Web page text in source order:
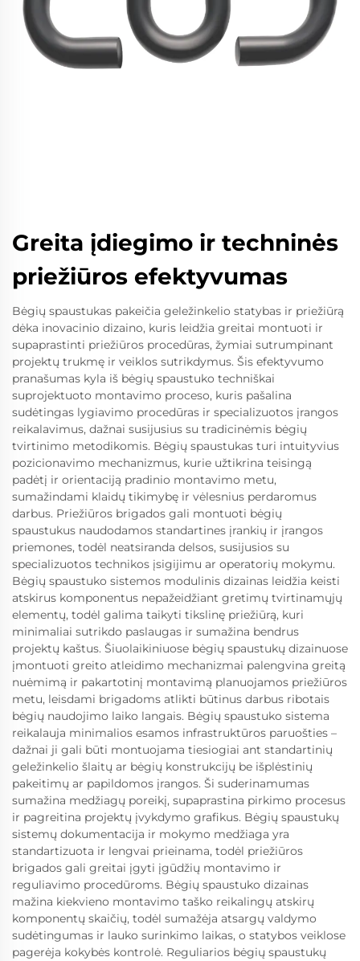
Greita įdiegimo ir techninės
priežiūros efektyvumas
Bėgių spaustukas pakeičia geležinkelio statybas ir priežiūrą
dėka inovacinio dizaino, kuris leidžia greitai montuoti ir
supaprastinti priežiūros procedūras, žymiai sutrumpinant
projektų trukmę ir veiklos sutrikdymus. Šis efektyvumo
pranašumas kyla iš bėgių spaustuko techniškai
suprojektuoto montavimo proceso, kuris pašalina
sudėtingas lygiavimo procedūras ir specializuotos įrangos
reikalavimus, dažnai susijusius su tradicinėmis bėgių
tvirtinimo metodikomis. Bėgių spaustukas turi intuityvius
pozicionavimo mechanizmus, kurie užtikrina teisingą
padėtį ir orientaciją pradinio montavimo metu,
sumažindami klaidų tikimybę ir vėlesnius perdaromus
darbus. Priežiūros brigados gali montuoti bėgių
spaustukus naudodamos standartines įrankių ir įrangos
priemones, todėl neatsiranda delsos, susijusios su
specializuotos technikos įsigijimu ar operatorių mokymu.
Bėgių spaustuko sistemos modulinis dizainas leidžia keisti
atskirus komponentus nepažeidžiant gretimų tvirtinamųjų
elementų, todėl galima taikyti tikslinę priežiūrą, kuri
minimaliai sutrikdo paslaugas ir sumažina bendrus
projektų kaštus. Šiuolaikiniuose bėgių spaustukų dizainuose
įmontuoti greito atleidimo mechanizmai palengvina greitą
nuėmimą ir pakartotinį montavimą planuojamos priežiūros
metu, leisdami brigadoms atlikti būtinus darbus ribotais
bėgių naudojimo laiko langais. Bėgių spaustuko sistema
reikalauja minimalios esamos infrastruktūros paruošties –
dažnai ji gali būti montuojama tiesiogiai ant standartinių
geležinkelio šlaitų ar bėgių konstrukcijų be išplėstinių
pakeitimų ar papildomos įrangos. Ši suderinamumas
sumažina medžiagų poreikį, supaprastina pirkimo procesus
ir pagreitina projektų įvykdymo grafikus. Bėgių spaustukų
sistemų dokumentacija ir mokymo medžiaga yra
standartizuota ir lengvai prieinama, todėl priežiūros
brigados gali greitai įgyti įgūdžių montavimo ir
reguliavimo procedūroms. Bėgių spaustuko dizainas
mažina kiekvieno montavimo taško reikalingų atskirų
komponentų skaičių, todėl sumažėja atsargų valdymo
sudėtingumas ir lauko surinkimo laikas, o statybos veiklose
pagerėja kokybės kontrolė. Reguliarios bėgių spaustukų